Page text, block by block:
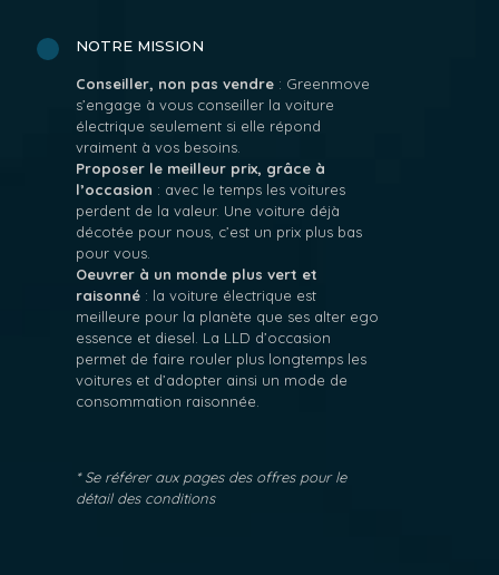
NOTRE MISSION
Conseiller, non pas vendre : Greenmove
s’engage à vous conseiller la voiture
électrique seulement si elle répond
vraiment à vos besoins.
Proposer le meilleur prix, grâce à
l’occasion : avec le temps les voitures
perdent de la valeur. Une voiture déjà
décotée pour nous, c’est un prix plus bas
pour vous.
Oeuvrer à un monde plus vert et
raisonné : la voiture électrique est
meilleure pour la planète que ses alter ego
essence et diesel. La LLD d’occasion
permet de faire rouler plus longtemps les
voitures et d’adopter ainsi un mode de
consommation raisonnée.
* Se référer aux pages des offres pour le
détail des conditions